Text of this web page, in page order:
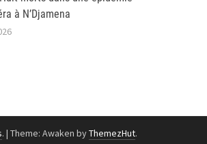
à N’Djamena
. | Theme: Awaken byThemezHut.